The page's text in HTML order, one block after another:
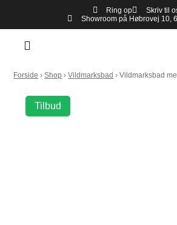
Ring op
Skriv til
Showroom på Høbrovej 10,
Forside ›Shop ›Vildmarksbad ›Vildmarksbad
Tilbud